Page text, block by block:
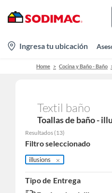
location-
icon
Ingresa tu ubicación
Home Cocina y Baño - Baño
Textil baño
Toallas de baño -
Resultados (13)
Filtro seleccionado
illusions
Tipo de Entrega